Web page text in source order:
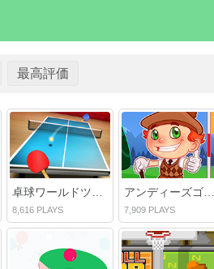
最高評価
卓球ワールドツアー
8,616 PLAYS
アンディーズゴルフ
7,909 PLAYS